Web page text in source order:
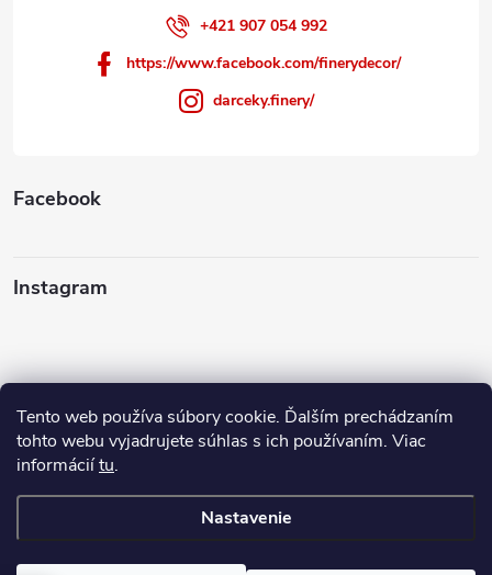
Tento web používa súbory cookie. Ďalším prechádzaním
tohto webu vyjadrujete súhlas s ich používaním. Viac
informáciítu.
Nastavenie
+421 907 054 992
https://www.facebook.com/finerydecor/
darceky.finery/
Facebook
Instagram
Sledovať na Instagrame
Ako nakupovať